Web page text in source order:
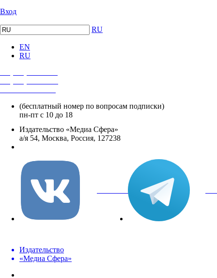
Вход
RU
EN
RU
(бесплатный номер по вопросам подписки)
пн-пт с 10 до 18
Издательство «Медиа Сфера»
а/я 54, Москва, Россия, 127238
вКонтакте
Издательство
«Медиа Сфера»